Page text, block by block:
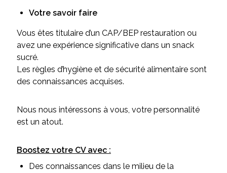
Votre savoir faire
Vous êtes titulaire d’un CAP/BEP restauration ou
avez une expérience significative dans un snack
sucré.
Les règles d’hygiène et de sécurité alimentaire sont
des connaissances acquises.
Nous nous intéressons à vous, votre personnalité
est un atout.
Boostez votre CV avec :
Des connaissances dans le milieu de la